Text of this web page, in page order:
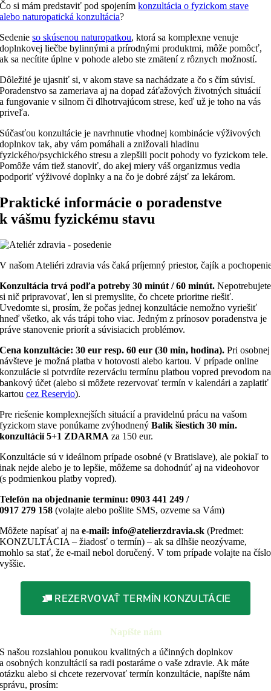
Čo si mám predstaviť pod spojenímkonzultácia o fyzickom stave
alebo naturopatická konzultácia?
Sedenieso skúsenou naturopatkou, ktorá sa komplexne venuje
doplnkovej liečbe bylinnými a prírodnými produktmi, môže pomôcť,
ak sa necítite úplne v pohode alebo ste zmätení z rôznych možností.
Dôležité je ujasniť si, v akom stave sa nachádzate a čo s čím súvisí.
Poradenstvo sa zameriava aj na dopad záťažových životných situácií
a fungovanie v silnom či dlhotrvajúcom strese, keď už je toho na vás
priveľa.
Súčasťou konzultácie je navrhnutie vhodnej kombinácie výživových
doplnkov tak, aby vám pomáhali a znižovali hladinu
fyzického/psychického stresu a zlepšili pocit pohody vo fyzickom tele.
Pomôže vám tiež stanoviť, do akej miery váš organizmus vedia
podporiť výživové doplnky a na čo je dobré zájsť za lekárom.
Praktické informácie o poradenstve
k vášmu fyzickému stavu
V našom Ateliéri zdravia vás čaká príjemný priestor, čajík a
Konzultácia trvá podľa potreby 30 minút / 60 minút. Nepotrebujete
si nič pripravovať, len si premyslite, čo chcete prioritne riešiť.
Uvedomte si, prosím, že počas jednej konzultácie nemožno vyriešiť
hneď všetko, ak vás trápi toho viac. Jedným z prínosov poradenstva je
práve stanovenie priorít a súvisiacich problémov.
Cena konzultácie: 30 eur resp. 60 eur (30 min, hodina). Pri osobnej
návšteve je možná platba v hotovosti alebo kartou. V prípade online
konzulácie si potvrdíte rezerváciu termínu platbou vopred prevodom na
bankový účet (alebo si môžete rezervovať termín v kalendári a zaplatiť
kartoucez Reservio).
Pre riešenie komplexnejších situácií a pravidelnú prácu na vašom
fyzickom stave ponúkame zvýhodnenýBalík šiestich 30 min.
konzultácií 5+1 ZDARMA za 150 eur.
Konzultácie sú v ideálnom prípade osobné (v Bratislave), ale pokiaľ to
inak nejde alebo je to lepšie, môžeme sa dohodnúť aj na videohovor
(s podmienkou platby vopred).
Telefón na objednanie termínu: 0903 441 249 /
0917 279 158 (volajte alebo pošlite SMS, ozveme sa Vám)
Môžete napísať aj na e-mail: info@atelierzdravia.sk (Predmet:
KONZULTÁCIA – žiadosť o termín) – ak sa dlhšie neozývame,
mohlo sa stať, že e-mail nebol doručený. V tom prípade volajte na číslo
vyššie.
REZERVOVAŤ TERMÍN KONZULTÁCIE
Napíšte nám
S našou rozsiahlou ponukou kvalitných a účinných doplnkov
a osobných konzultácií sa radi postaráme o vaše zdravie. Ak máte
otázku alebo si chcete rezervovať termín konzultácie, napíšte nám
správu, prosím: